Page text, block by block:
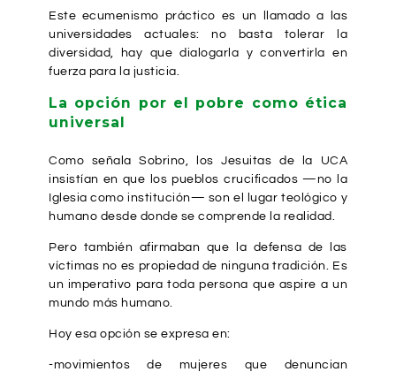
Este ecumenismo práctico es un llamado a las
universidades actuales: no basta tolerar la
diversidad, hay que dialogarla y convertirla en
fuerza para la justicia.
La opción por el pobre como ética
universal
Como señala Sobrino, los Jesuitas de la UCA
insistían en que los pueblos crucificados —no la
Iglesia como institución— son el lugar teológico y
humano desde donde se comprende la realidad.
Pero también afirmaban que la defensa de las
víctimas no es propiedad de ninguna tradición. Es
un imperativo para toda persona que aspire a un
mundo más humano.
Hoy esa opción se expresa en:
-movimientos de mujeres que denuncian